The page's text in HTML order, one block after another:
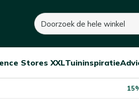
Zoeken
Open/sluit
Stores XXL
Open/sluit
Tuininspiratie
voorraad